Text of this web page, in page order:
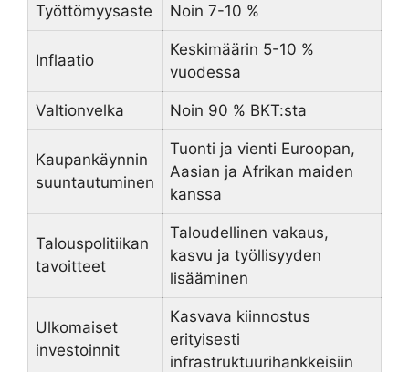
Työttömyysaste Noin 7-10 %
Inflaatio
Keskimäärin 5-10 %
vuodessa
Valtionvelka Noin 90 % BKT:sta
Kaupankäynnin
suuntautuminen
Tuonti ja vienti Euroopan,
Aasian ja Afrikan maiden
kanssa
Talouspolitiikan
tavoitteet
Taloudellinen vakaus,
kasvu ja työllisyyden
lisääminen
Ulkomaiset
investoinnit
Kasvava kiinnostus
erityisesti
infrastruktuurihankkeisiin